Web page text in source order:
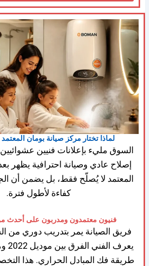
لماذا تختار مركز صيانة بومان
السوق مليء بإعلانات فنيين
إصلاح عادي وصيانة احترافية يظهر
المعتمد لا يُصلّح فقط، بل يضمن أن
كفاءة لأطول فترة.
فنيون معتمدون ومدربون على أحدث
فريق الصيانة يمر بتدريب دوري من
طريقة فك المبادل الحراري. هذا